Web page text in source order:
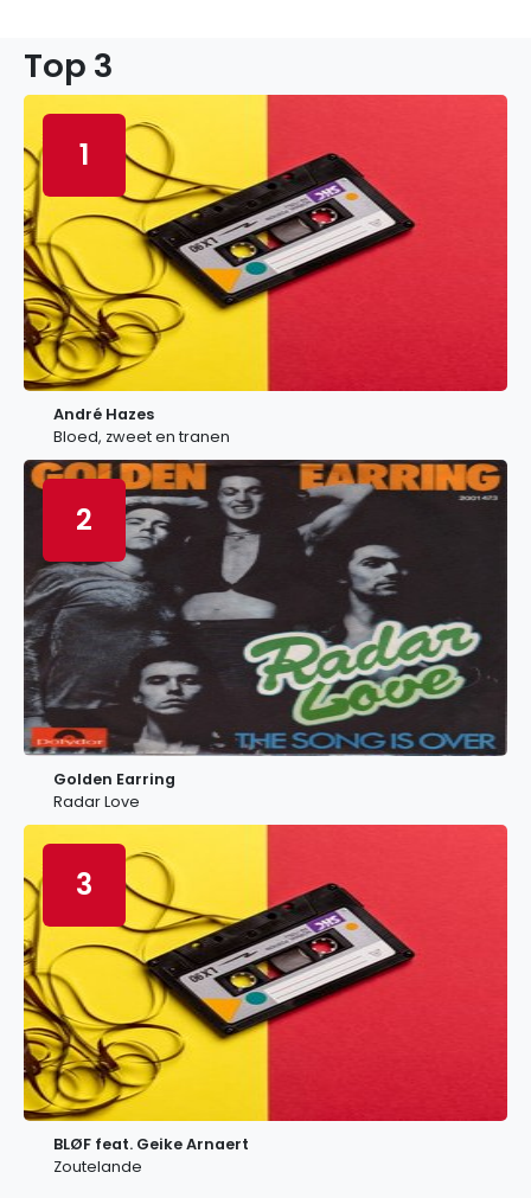
Top 3
1
André Hazes
Bloed, zweet en tranen
2
Golden Earring
Radar Love
3
BLØF feat. Geike Arnaert
Zoutelande